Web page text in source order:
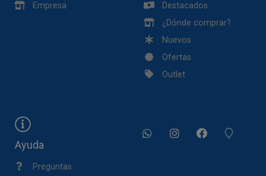
Empresa
Destacados
¿Dónde comprar?
Nuevos
Ofertas
Outlet
Ayuda
Preguntas